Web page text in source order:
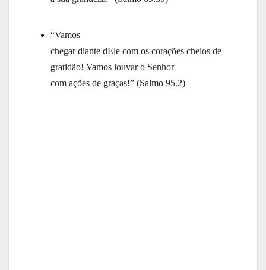
“Vamos
chegar diante dEle com os corações cheios de
gratidão! Vamos louvar o Senhor
com ações de graças!” (Salmo 95.2)